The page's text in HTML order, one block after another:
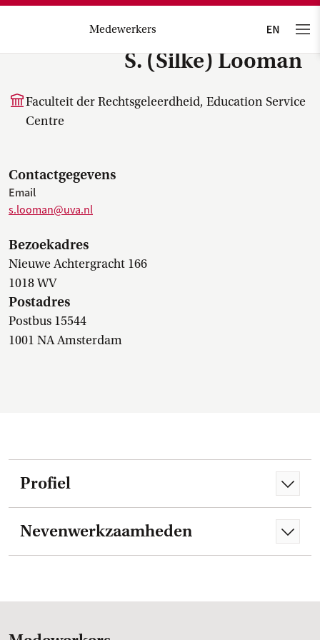
Medewerkers
S. (Silke) Looman
Faculteit der Rechtsgeleerdheid, Education Service
Centre
Contactgegevens
Email
s.looman@uva.nl
Bezoekadres
Nieuwe Achtergracht 166
1018 WV
Postadres
Postbus 15544
1001 NA Amsterdam
Profiel
Nevenwerkzaamheden